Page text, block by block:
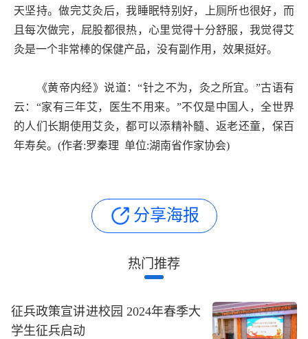
天坚持。做完艾灸后，我睡眠特别好，上厕所也很好，而
且每次做完，屁股都很热，心里觉得十分舒服，我觉得艾
灸是一个非常棒的保健产品，没有副作用，效果挺好。
《黄帝内经》说道：“针之不为，灸之所宜。”古语有
云：“家有三年艾，医生不用来。”不仅是中国人，全世界
的人们长期使用艾灸，都可以添精补髓、返老还童，保百
年寿矣。(作者:罗秦理 单位:湖南省作家协会)
分享海报
热门推荐
征兵政策宣讲进校园 2024年春季大
学生征兵启动
或灸法，是用艾叶制成的艾条，艾
穴位或者特定部分，通过激发经